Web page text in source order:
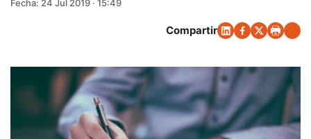
Fecha: 24 Jul 2019 · 15:49
Compartir